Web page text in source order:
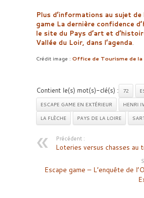
Plus d’informations au sujet de
game La dernière confidence
le site du Pays d’art et
Vallée du Loir, dans l’agenda.
Crédit image : Office de Tourisme de la
Contient le(s) mot(s)-clé(s) : 72
ESCAPE GAME EN EXTÉRIEUR
HENRI
LA FLÈCHE
PAYS DE LA LOIRE
Précédent :
Loteries versus chasses au
Escape game – L’enquête de